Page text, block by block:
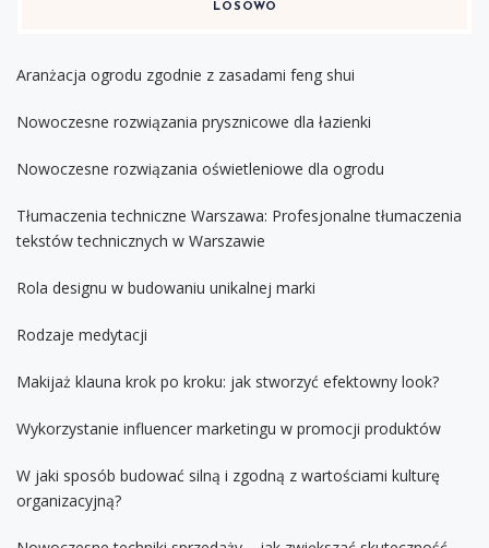
LOSOWO
Aranżacja ogrodu zgodnie z zasadami feng shui
Nowoczesne rozwiązania prysznicowe dla łazienki
Nowoczesne rozwiązania oświetleniowe dla ogrodu
Tłumaczenia techniczne Warszawa: Profesjonalne tłumaczenia
tekstów technicznych w Warszawie
Rola designu w budowaniu unikalnej marki
Rodzaje medytacji
Makijaż klauna krok po kroku: jak stworzyć efektowny look?
Wykorzystanie influencer marketingu w promocji produktów
W jaki sposób budować silną i zgodną z wartościami kulturę
organizacyjną?